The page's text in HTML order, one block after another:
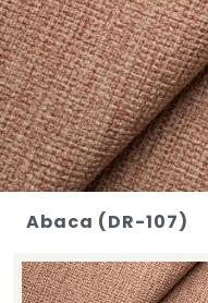
Abaca (DR-107)